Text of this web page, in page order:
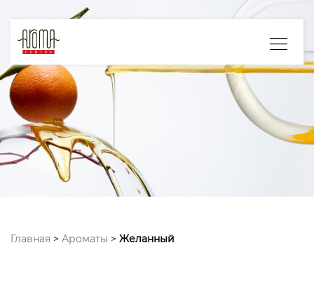
Главная > Ароматы > Желанный